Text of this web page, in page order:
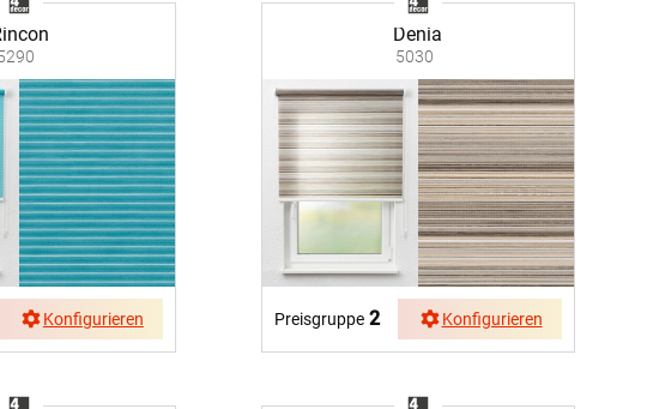
Konfigurieren
Denia
5030
Preisgruppe 2 Konfigurieren